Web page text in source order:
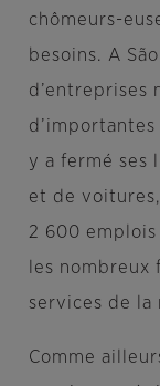
chômeurs-
besoins. A
d’entreprises
y a fermé ses
et de
2 600
les
services de la
Comme